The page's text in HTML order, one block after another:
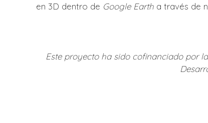
en 3D dentro de Google Earth a través de
Este proyecto ha sido cofinanciado por